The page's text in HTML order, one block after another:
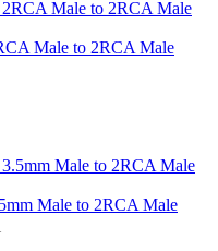
Male to 2RCA Male
Male to 2RCA Male